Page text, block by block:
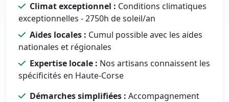
Climat exceptionnel : Conditions climatiques
exceptionnelles - 2750h de soleil/an
Aides locales : Cumul possible avec les aides
nationales et régionales
Expertise locale : Nos artisans connaissent les
spécificités en Haute-Corse
Démarches simplifiées : Accompagnement